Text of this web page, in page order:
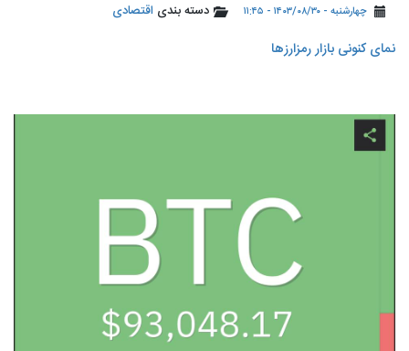
چهارشنبه - ۱۴۰۳/۰۸/۳۰ - ۱۱:۴۵ دسته بندی اقتصادی
نمای کنونی بازار رمزارزها